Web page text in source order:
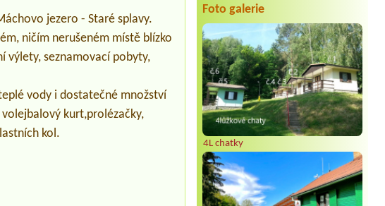
osoby
Termín od 2026-07-25 |Rekreační
středisko LESÁK
6Lbungalov
Termín od 2026-08-05 |Autokemp
Golf
2L chatka 2 osoby
Termín od 2026-08-21 |Morava camp
6L
Termín od 2027-07-23 |
Camping
Amerika
4A Für 10 Personen Erwaksene
Foto galerie
4L chatky
jezero - Staré splavy.
ničím nerušeném místě blízko
seznamovací pobyty,
vody i dostatečné množství
kurt,prolézačky,
kol.